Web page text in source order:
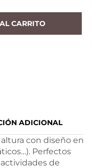
CARRITO
ADICIONAL
con diseño en
Perfectos
de